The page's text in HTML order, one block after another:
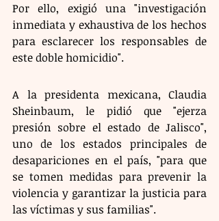
Por ello, exigió una "investigación
inmediata y exhaustiva de los hechos
para esclarecer los responsables de
este doble homicidio".
A la presidenta mexicana, Claudia
Sheinbaum, le pidió que "ejerza
presión sobre el estado de Jalisco",
uno de los estados principales de
desapariciones en el país, "para que
se tomen medidas para prevenir la
violencia y garantizar la justicia para
las víctimas y sus familias".